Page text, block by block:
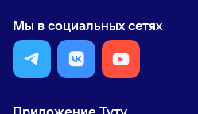
Мы в социальных сетях